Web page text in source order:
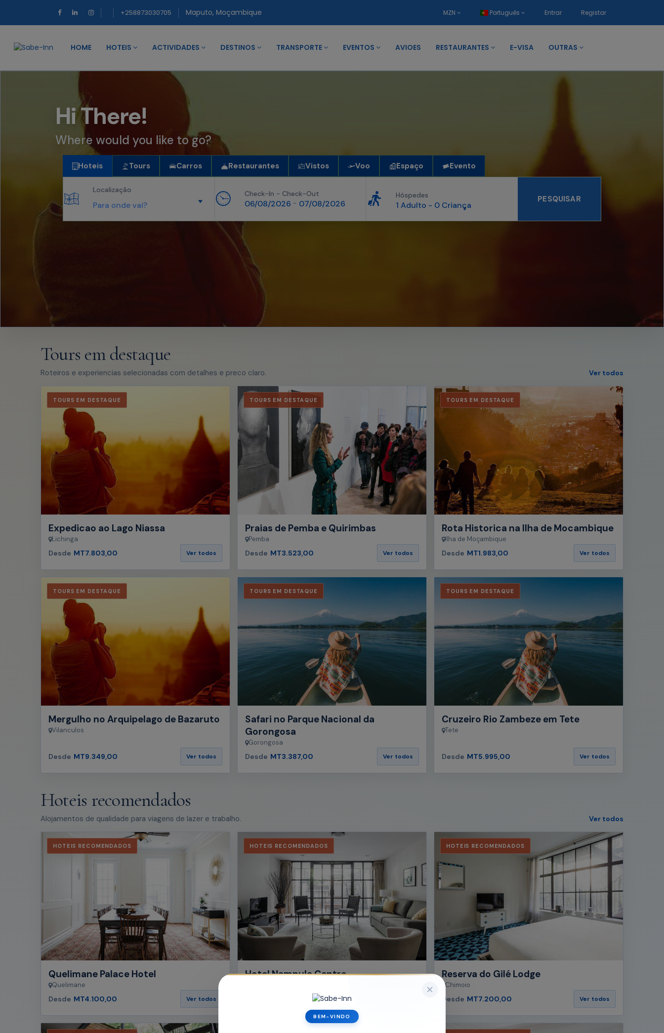
+258873030705 Maputo, Moçambique MZN Português Entrar Registar
HOME HOTEIS ACTIVIDADES DESTINOS TRANSPORTE EVENTOS AVIOES RESTAURANTES E-VISA OUTRAS
Hi There!
Where would you like to go?
Hoteis Tours Carros Restaurantes Vistos Voo Espaço Evento
Localização Check-In - Check-Out
06/08/2026 - 07/08/2026
Hóspedes
1 Adulto - 0 Criança
PESQUISAR
Tours em destaque
Roteiros e experiencias selecionadas com detalhes e preco claro. Ver todos
TOURS EM DESTAQUE
Expedicao ao Lago Niassa
Lichinga
Desde MT7.803,00 Ver todos
TOURS EM DESTAQUE
Praias de Pemba e Quirimbas
Pemba
Desde MT3.523,00 Ver todos
TOURS EM DESTAQUE
Rota Historica na Ilha de Mocambique
Ilha de Moçambique
Desde MT1.983,00 Ver todos
TOURS EM DESTAQUE
Mergulho no Arquipelago de Bazaruto
Vilanculos
Desde MT9.349,00 Ver todos
TOURS EM DESTAQUE
Safari no Parque Nacional da
Gorongosa
Gorongosa
Desde MT3.387,00 Ver todos
TOURS EM DESTAQUE
Cruzeiro Rio Zambeze em Tete
Tete
Desde MT5.995,00 Ver todos
Hoteis recomendados
Alojamentos de qualidade para viagens de lazer e trabalho. Ver todos
HOTEIS RECOMENDADOS
Quelimane Palace Hotel
Quelimane
Desde MT4.100,00 Ver todos
HOTEIS RECOMENDADOS
Hotel Nampula Centro
MT3.500,00
HOTEIS RECOMENDADOS
Reserva do Gilé Lodge
Chimoio
Desde MT7.200,00 Ver todos
BEM-VINDO